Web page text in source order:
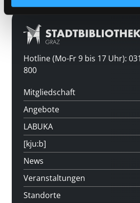
Hotline (Mo-Fr 9 bis 17 Uhr):
800
Mitgliedschaft
Angebote
LABUKA
[kju:b]
News
Veranstaltungen
Standorte